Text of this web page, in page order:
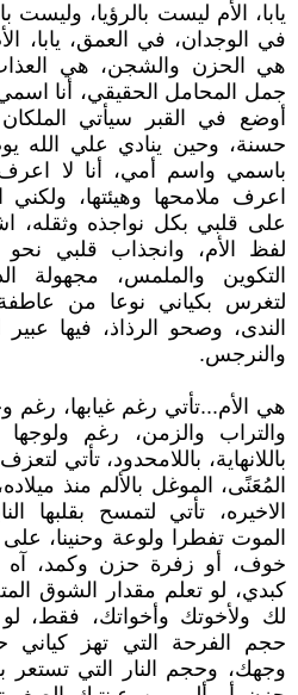
يابا، الأم ليست بالرؤيا، وليست
في الوجدان، في العمق، يابا،
هي الحزن والشجن، هي العذاب
جمل المحامل الحقيقي، أنا
أوضع في القبر سيأتي الملكان
حسنة، وحين ينادي علي الله
باسمي واسم أمي، أنا لا
اعرف ملامحها وهيئتها،
على قلبي بكل نواجذه وثقله،
لفظ الأم، وانجذاب قلبي
التكوين والملمس، مجهولة
لتغرس بكياني نوعا من
الندى، وصحو الرذاذ، فيها
والنرجس.
هي الأم...تأتي رغم غيابها،
والتراب والزمن، رغم
باللانهاية، باللامحدود، تأتي
المُعَنًى، الموغل بالألم منذ
الاخيره، تأتي لتمسح بقلبها
الموت تفطرا ولوعة وحنينا،
خوف، أو زفرة حزن وكمد، آه
كبدي، لو تعلم مقدار الشوق
لك ولأخوتك وأخواتك، فقط،
حجم الفرحة التي تهز
وجهك، وحجم النار التي تستعر